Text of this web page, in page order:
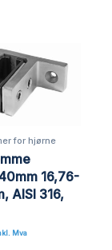
for hjørne
16,76-
AISI 316,
Mva